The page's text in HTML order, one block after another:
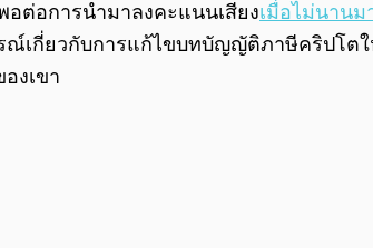
ต่อการนำมาลงคะแนนเสียงเมื่อไม่นานม
เกี่ยวกับการแก้ไขบทบัญญัติภาษีคริปโต
งเขา